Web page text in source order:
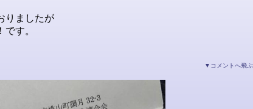
りましたが
す。
▼コメントへ飛ぶ